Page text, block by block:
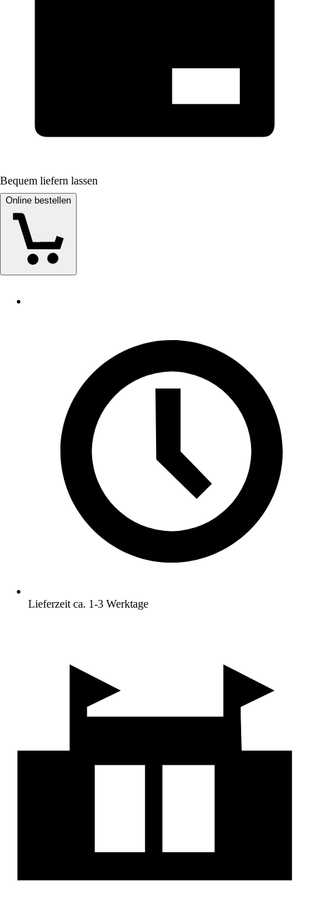
Bequem liefern lassen
Online bestellen
Lieferzeit ca. 1-3 Werktage